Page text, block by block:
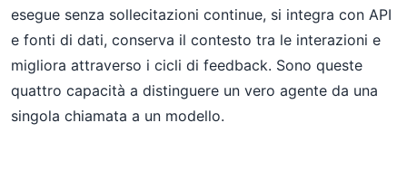
esegue senza sollecitazioni continue, si integra con API
e fonti di dati, conserva il contesto tra le interazioni e
migliora attraverso i cicli di feedback. Sono queste
quattro capacità a distinguere un vero agente da una
singola chiamata a un modello.